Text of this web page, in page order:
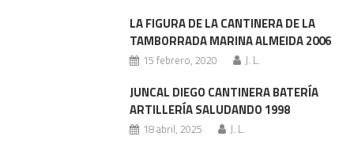
LA FIGURA DE LA CANTINERA DE LA
TAMBORRADA MARINA ALMEIDA 2006
15 febrero, 2020 J. L.
JUNCAL DIEGO CANTINERA BATERÍA
ARTILLERÍA SALUDANDO 1998
18 abril, 2025 J. L.